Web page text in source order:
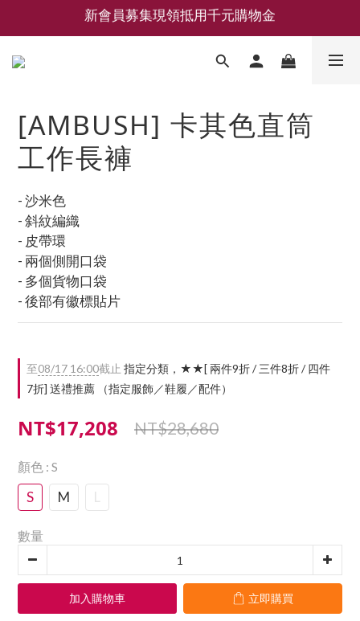
新會員募集現領抵用千元購物金
新會員募集現領抵用千元購物金
新會員募集現領抵用千元購物金
[AMBUSH] 卡其色直筒
工作長褲
- 沙米色
- 斜紋編織
- 皮帶環
- 兩個側開口袋
- 多個貨物口袋
- 後部有徽標貼片
至08/17 16:00截止 指定分類，★★[ 兩件9折 / 三件8折 / 四件
7折] 送禮推薦 （指定服飾／鞋履／配件）
NT$17,208 NT$28,680
顏色 : S
S M L
數量
加入購物車 立即購買